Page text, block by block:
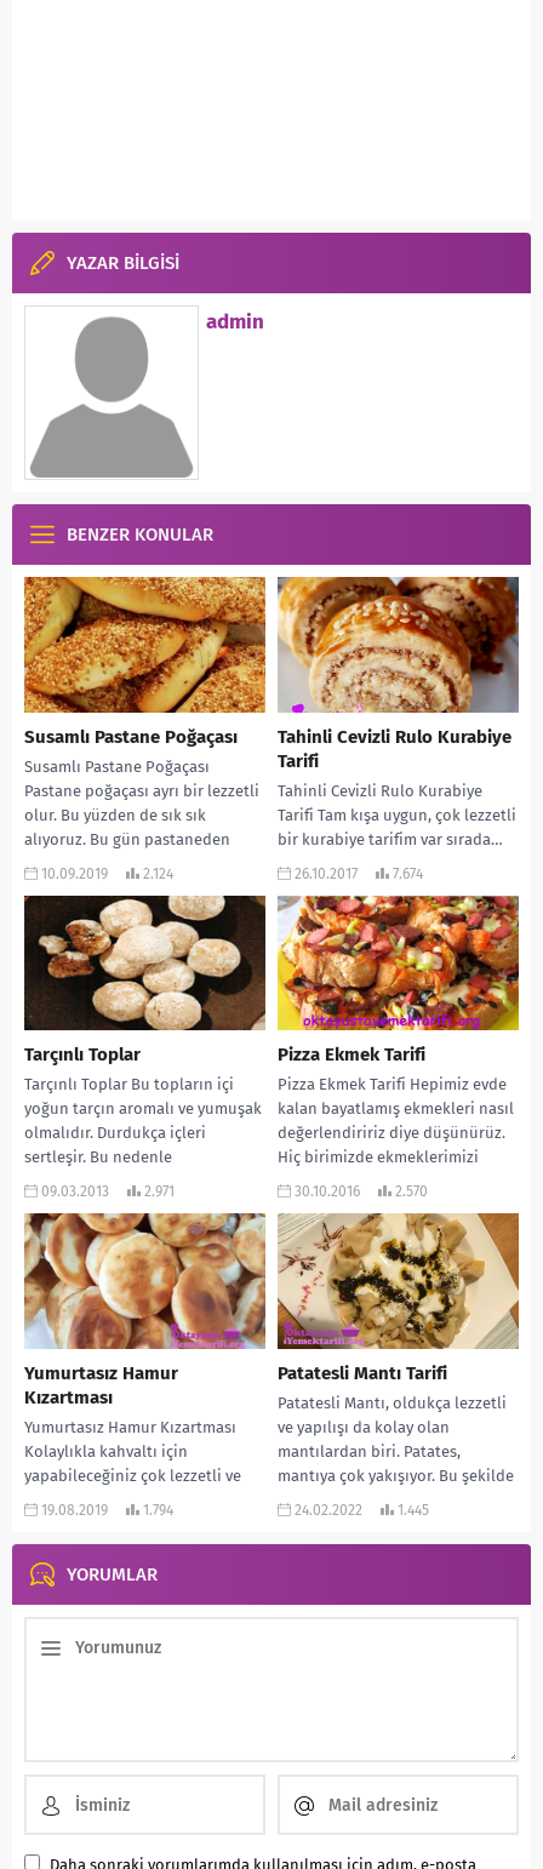
YAZAR BİLGİSİ
admin
BENZER KONULAR
Susamlı Pastane Poğaçası
Susamlı Pastane Poğaçası
Pastane poğaçası ayrı bir lezzetli
olur. Bu yüzden de sık sık
alıyoruz. Bu gün pastaneden
aldığınız susamlı...
10.09.2019 2.124
Tahinli Cevizli Rulo Kurabiye
Tarifi
Tahinli Cevizli Rulo Kurabiye
Tarifi Tam kışa uygun, çok lezzetli
bir kurabiye tarifim var sırada…
Görüntüsü de çok güzel oluyor....
26.10.2017 7.674
Tarçınlı Toplar
Tarçınlı Toplar Bu topların içi
yoğun tarçın aromalı ve yumuşak
olmalıdır. Durdukça içleri
sertleşir. Bu nedenle
buzdolabında saklayıp, yeneceği
09.03.2013 2.971
Pizza Ekmek Tarifi
Pizza Ekmek Tarifi Hepimiz evde
kalan bayatlamış ekmekleri nasıl
değerlendiririz diye düşünürüz.
Hiç birimizde ekmeklerimizi
atmak istemeyiz. Bu gün sizlere...
30.10.2016 2.570
Yumurtasız Hamur
Kızartması
Yumurtasız Hamur Kızartması
Kolaylıkla kahvaltı için
yapabileceğiniz çok lezzetli ve
yedikçe yedirten bir hamur
Yedikçe yedirten...
19.08.2019 1.794
Patatesli Mantı Tarifi
Patatesli Mantı, oldukça lezzetli
ve yapılışı da kolay olan
mantılardan biri. Patates,
mantıya çok yakışıyor. Bu şekilde
de mutlaka denemelisiniz....
24.02.2022 1.445
YORUMLAR
Daha sonraki yorumlarımda kullanılması için adım, e-posta